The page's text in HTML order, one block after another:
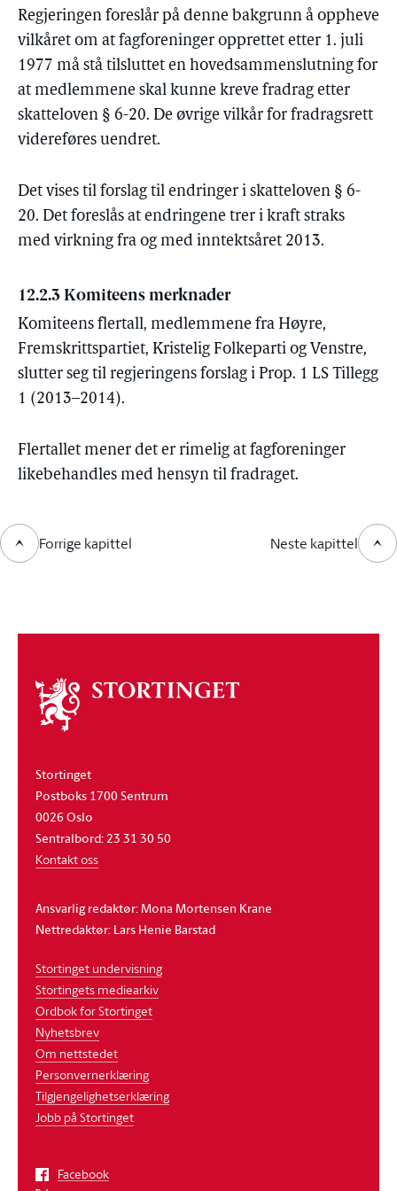
Regjeringen foreslår på denne bakgrunn å oppheve
vilkåret om at fagforeninger opprettet etter 1. juli
1977 må stå tilsluttet en hovedsammenslutning for
at medlemmene skal kunne kreve fradrag etter
skatteloven § 6-20. De øvrige vilkår for fradragsrett
videreføres uendret.
Det vises til forslag til endringer i skatteloven § 6-
20. Det foreslås at endringene trer i kraft straks
med virkning fra og med inntektsåret 2013.
12.2.3 Komiteens merknader
Komiteens flertall, medlemmene fra Høyre,
Fremskrittspartiet, Kristelig Folkeparti og Venstre,
slutter seg til regjeringens forslag i Prop. 1 LS Tillegg
1 (2013–2014).
Flertallet mener det er rimelig at fagforeninger
likebehandles med hensyn til fradraget.
Forrige kapittel Neste kapittel
Om
stortinget
Stortinget
Postboks 1700 Sentrum
0026 Oslo
Sentralbord: 23 31 30 50
Kontakt oss
Ansvarlig redaktør: Mona Mortensen Krane
Nettredaktør: Lars Henie Barstad
Stortinget undervisning
Stortingets mediearkiv
Ordbok for Stortinget
Nyhetsbrev
Om nettstedet
Personvernerklæring
Tilgjengelighetserklæring
Jobb på Stortinget
Facebook